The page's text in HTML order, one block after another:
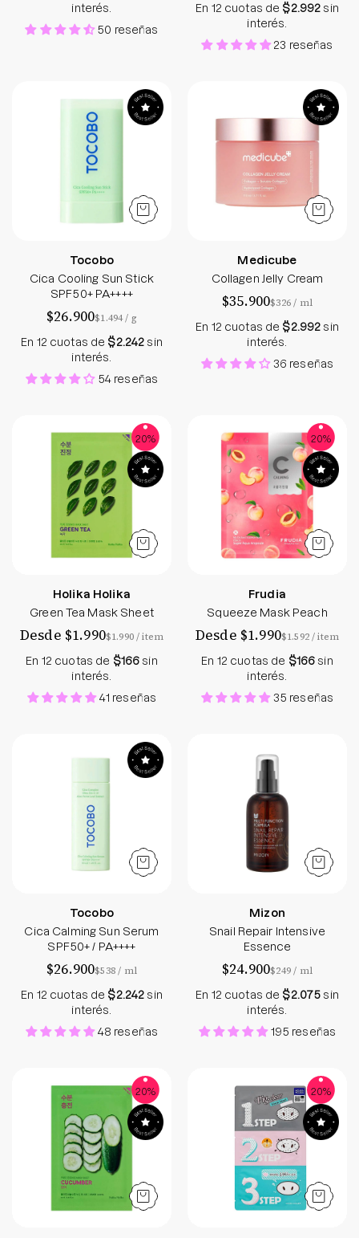
interés.
50 reseñas
En 12 cuotas de $2.992sin
interés.
23 reseñas
Cica Cooling Sun Stick SPF50+ PA++++
Tocobo
Cica Cooling Sun Stick
SPF50+ PA++++
$26.900$1.494/ por
g
En 12 cuotas de $2.242sin
interés.
54 reseñas
Collagen Jelly
Medicube
Collagen Jelly Cream
$35.900$326/ por
ml
En 12 cuotas de $2.992sin
interés.
36 reseñas
Green Tea Mask Sheet - Holika Holika - Soko Box
20%
Holika Holika
Green Tea Mask Sheet
Desde $1.990$1.990/por
item
En 12 cuotas de $166sin
interés.
41 reseñas
Squeeze Mask
20%
Frudia
Squeeze Mask Peach
Desde $1.990$1.592/por
item
En 12 cuotas de $166sin
interés.
35 reseñas
Cica Calming Sun Serum SPF50+ / PA++++
Tocobo
Cica Calming Sun Serum
SPF50+ / PA++++
$26.900$538/ por
ml
En 12 cuotas de $2.242sin
interés.
48 reseñas
Mizon
Snail Repair Intensive
Essence
$24.900$249/ por
ml
En 12 cuotas de $2.075sin
interés.
195 reseñas
Cucumber Mask Sheet - Holika Holika - Soko Box
20%
Pig Nose Clear
20%